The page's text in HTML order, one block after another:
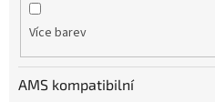
Více barev
AMS kompatibilní